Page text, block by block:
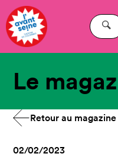
Le
Retour au magazine
02/02/2023